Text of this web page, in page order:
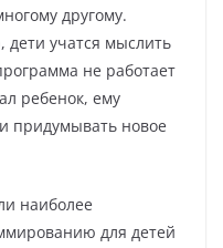
другому.
учатся мыслить
не работает
ребенок, ему
придумывать новое
наиболее
для детей